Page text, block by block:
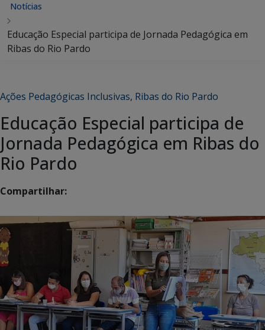
Notícias
Educação Especial participa de Jornada Pedagógica em
Ribas do Rio Pardo
Ações Pedagógicas Inclusivas, Ribas do Rio Pardo
Educação Especial participa de
Jornada Pedagógica em Ribas do
Rio Pardo
Compartilhar: